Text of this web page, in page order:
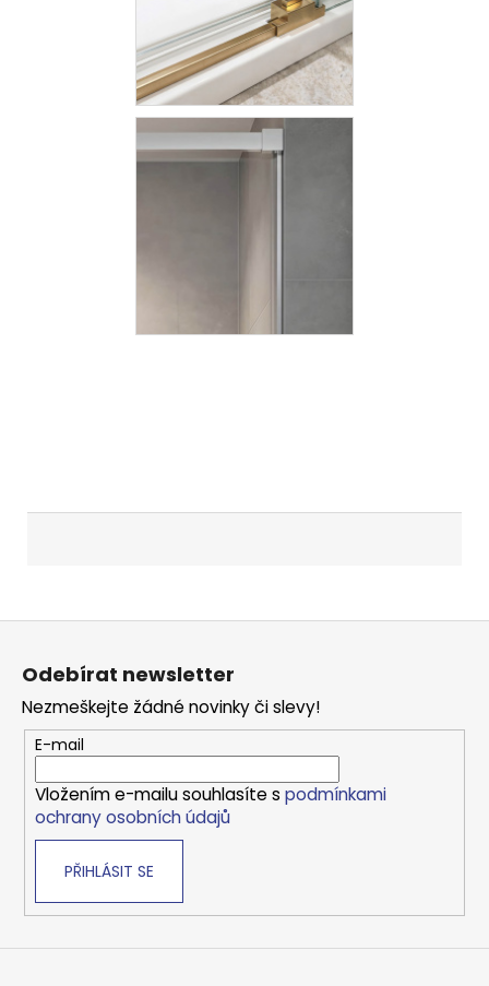
Z
Odebírat newsletter
Nezmeškejte žádné novinky či slevy!
E-mail
Vložením e-mailu souhlasíte s podmínkami
ochrany osobních údajů
PŘIHLÁSIT SE